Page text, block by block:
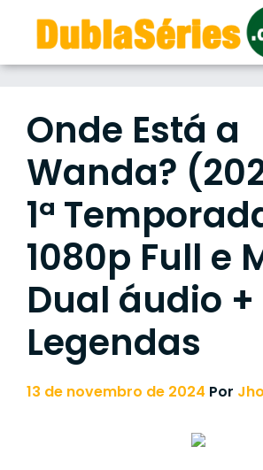
content
Onde Está a
Wanda?
1ª
1080p Full e
Dual áudio +
Legendas
13 de novembro de 2024 Por